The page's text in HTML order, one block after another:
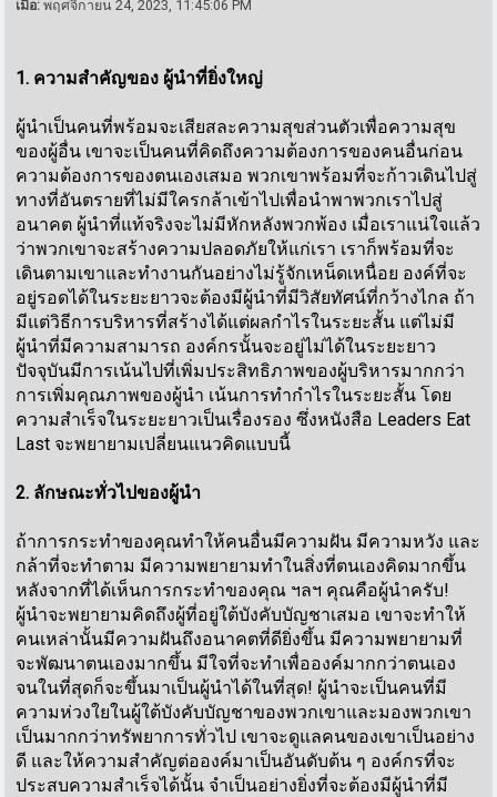
เมื่อ: พฤศจิกายน 24, 2023, 11:45:06 PM
1. ความสำคัญของ ผู้นำที่ยิ่งใหญ่
ผู้นำเป็นคนที่พร้อมจะเสียสละความสุขส่วนตัวเพื่อความสุข
ของผู้อื่น เขาจะเป็นคนที่คิดถึงความต้องการของคนอื่นก่อน
ความต้องการของตนเองเสมอ พวกเขาพร้อมที่จะก้าวเดินไปสู่
ทางที่อันตรายที่ไม่มีใครกล้าเข้าไปเพื่อนำพาพวกเราไปสู่
อนาคต ผู้นำที่แท้จริงจะไม่มีหักหลังพวกพ้อง เมื่อเราแน่ใจแล้ว
ว่าพวกเขาจะสร้างความปลอดภัยให้แก่เรา เราก็พร้อมที่จะ
เดินตามเขาและทำงานกันอย่างไม่รู้จักเหน็ดเหนื่อย องค์ที่จะ
อยู่รอดได้ในระยะยาวจะต้องมีผู้นำที่มีวิสัยทัศน์ที่กว้างไกล ถ้า
มีแต่วิธีการบริหารที่สร้างได้แต่ผลกำไรในระยะสั้น แต่ไม่มี
ผู้นำที่มีความสามารถ องค์กรนั้นจะอยู่ไม่ได้ในระยะยาว
ปัจจุบันมีการเน้นไปที่เพิ่มประสิทธิภาพของผู้บริหารมากกว่า
การเพิ่มคุณภาพของผู้นำ เน้นการทำกำไรในระยะสั้น โดย
ความสำเร็จในระยะยาวเป็นเรื่องรอง ซึ่งหนังสือ Leaders Eat
Last จะพยายามเปลี่ยนแนวคิดแบบนี้
2. ลักษณะทั่วไปของผู้นำ
ถ้าการกระทำของคุณทำให้คนอื่นมีความฝัน มีความหวัง และ
กล้าที่จะทำตาม มีความพยายามทำในสิ่งที่ตนเองคิดมากขึ้น
หลังจากที่ได้เห็นการกระทำของคุณ ฯลฯ คุณคือผู้นำครับ!
ผู้นำจะพยายามคิดถึงผู้ที่อยู่ใต้บังคับบัญชาเสมอ เขาจะทำให้
คนเหล่านั้นมีความฝันถึงอนาคตที่ดียิ่งขึ้น มีความพยายามที่
จะพัฒนาตนเองมากขึ้น มีใจที่จะทำเพื่อองค์มากกว่าตนเอง
จนในที่สุดก็จะขึ้นมาเป็นผู้นำได้ในที่สุด! ผู้นำจะเป็นคนที่มี
ความห่วงใยในผู้ใต้บังคับบัญชาของพวกเขาและมองพวกเขา
เป็นมากกว่าทรัพยาการทั่วไป เขาจะดูแลคนของเขาเป็นอย่าง
ดี และให้ความสำคัญต่อองค์มาเป็นอันดับต้น ๆ องค์กรที่จะ
ประสบความสำเร็จได้นั้น จำเป็นอย่างยิ่งที่จะต้องมีผู้นำที่มี